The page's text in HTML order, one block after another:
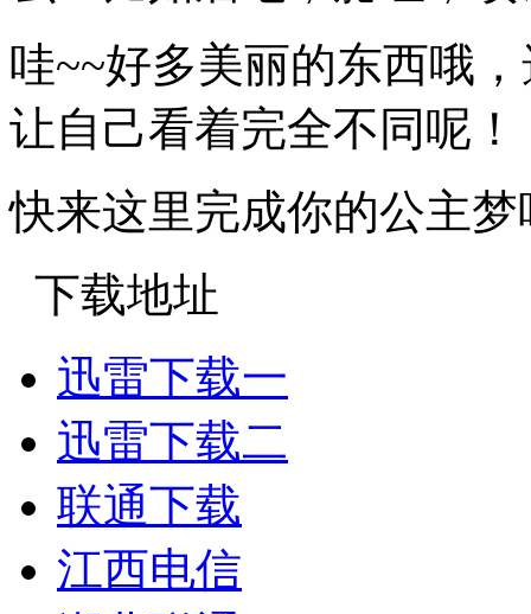
哇~~好多美丽的东西哦
让自己看着完全不同呢！
快来这里完成你的公主梦
下载地址
迅雷下载一
迅雷下载二
联通下载
江西电信